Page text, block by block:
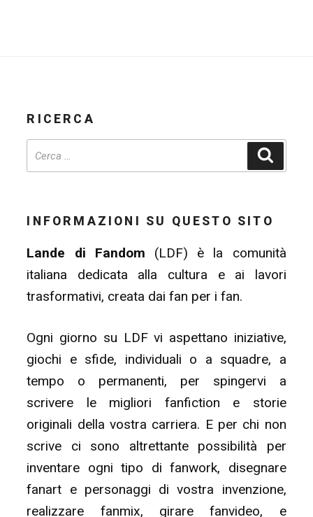
RICERCA
INFORMAZIONI SU QUESTO SITO
Lande di Fandom (LDF) è la comunità
italiana dedicata alla cultura e ai lavori
trasformativi, creata dai fan per i fan.
Ogni giorno su LDF vi aspettano iniziative,
giochi e sfide, individuali o a squadre, a
tempo o permanenti, per spingervi a
scrivere le migliori fanfiction e storie
originali della vostra carriera. E per chi non
scrive ci sono altrettante possibilità per
inventare ogni tipo di fanwork, disegnare
fanart e personaggi di vostra invenzione,
realizzare fanmix, girare fanvideo, e